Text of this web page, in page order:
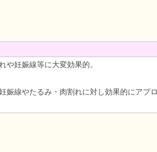
や妊娠線等に大変効果的。
娠線やたるみ・肉割れに対し効果的にアプロ